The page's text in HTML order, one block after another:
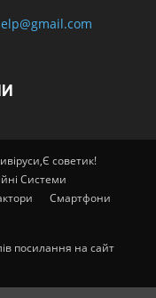
советик!
Системи
Смартфони
посилання на сайт